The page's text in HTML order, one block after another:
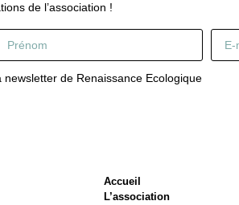
de l’association !
newsletter de Renaissance Ecologique
Accueil
L’association